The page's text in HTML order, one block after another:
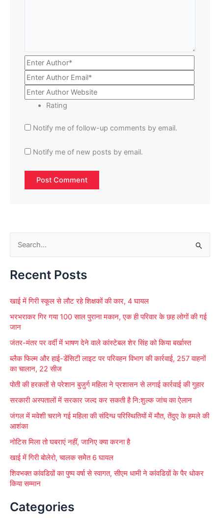
Rating
Notify me of follow-up comments by email.
Notify me of new posts by email.
a
c
h
f
o
r
Recent Posts
खाई में गिरी स्कूल से लौट रहे शिक्षकों की कार, 4 घायल
भरभराकर गिर गया 100 साल पुराना मकान, एक ही परिवार के छह लोगों की गई
जान
जंतर-मंतर पर वर्दी में भाषण देने वाले कांस्टेबल शेर सिंह को किया बर्खास्त
ब्लैक फिल्म और हाई-डेंसिटी लाइट पर परिवहन विभाग की कार्रवाई, 257 वाहनों
का चालान, 22 सीज
पोती की हरकतों से परेशान बुजुर्ग महिला ने प्रशासन से लगाई कार्रवाई की गुहार
सरकारी अस्पतालों में सरकार जल्द कर सकती है नि:शुल्क जांच का ऐलान
जंगल में मवेशी चराने गई महिला की संदिग्ध परिस्थितियों में मौत, तेंदुए के हमले की
आशंका
नोटिस मिला तो घबराएं नहीं, जानिए क्या करना है
खाई में गिरी बोलेरो, चालक समेेत 6 घायल
शिवभक्त कांवडिय़ों का पुष्प वर्षा से स्वागत, सीएम धामी ने कांवडिय़ों के पैर धोकर
किया सम्मान
Categories